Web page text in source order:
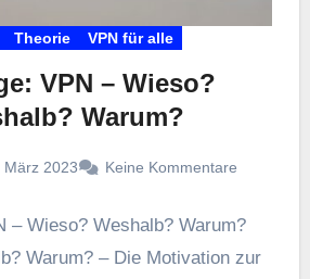
Theorie VPN für alle
VPN – Wieso?
Warum?
März 2023 Keine Kommentare
– Wieso? Weshalb? Warum?
Warum? – Die Motivation zur